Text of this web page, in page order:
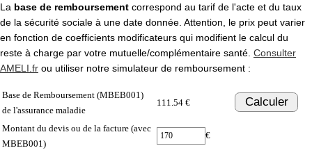
La base de remboursement correspond au tarif de l'acte et du taux
de la sécurité sociale à une date donnée. Attention, le prix peut varier
en fonction de coefficients modificateurs qui modifient le calcul du
reste à charge par votre mutuelle/complémentaire santé. Consulter
AMELI.fr ou utiliser notre simulateur de remboursement :
Base de Remboursement (MBEB001)
de l'assurance maladie
111.54 € Calculer
Montant du devis ou de la facture (avec
MBEB001)
€